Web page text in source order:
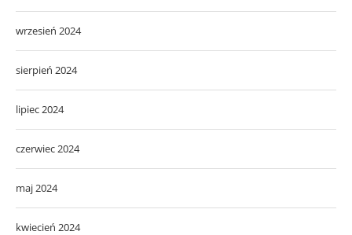
wrzesień 2024
sierpień 2024
lipiec 2024
czerwiec 2024
maj 2024
kwiecień 2024